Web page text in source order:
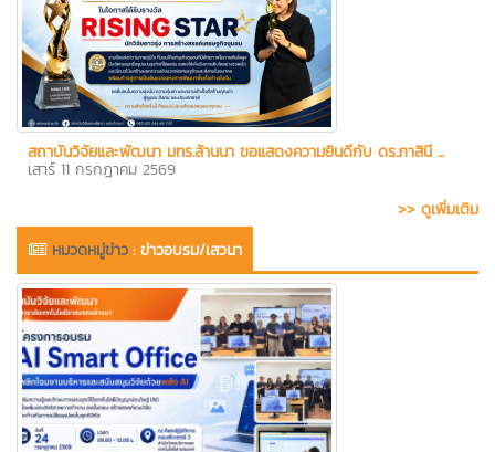
สถาบันวิจัยและพัฒนา มทร.ล้านนา ขอแสดงความยินดีกับ ดร.ภาสินี ...
เสาร์ 11 กรกฎาคม 2569
>> ดูเพิ่มเติม
หมวดหมู่ข่าว:ข่าวอบรม/เสวนา